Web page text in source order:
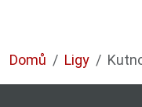
Domů Ligy